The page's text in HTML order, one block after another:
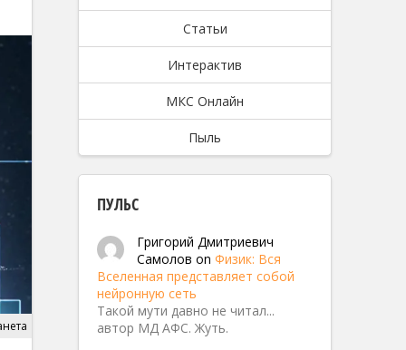
Статьи
Интерактив
МКС Онлайн
Пыль
ПУЛЬС
Григорий Дмитриевич
Самолов on Физик: Вся
Вселенная представляет собой
нейронную сеть
Такой мути давно не читал...
автор МД АФС. Жуть.